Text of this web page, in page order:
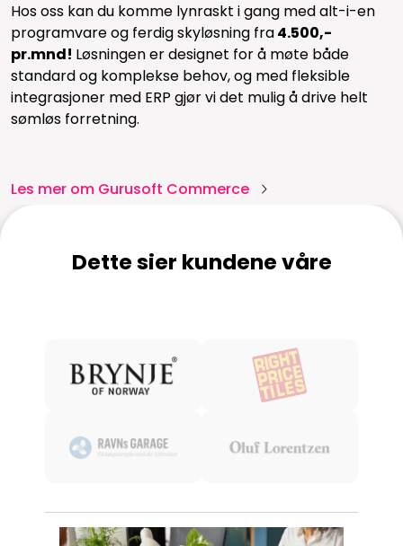
Hos oss kan du komme lynraskt i gang med alt-i-en
programvare og ferdig skyløsning fra4.500,-
pr.mnd! Løsningen er designet for å møte både
standard og komplekse behov, og med fleksible
integrasjoner med ERP gjør vi det mulig å drive helt
sømløs forretning.
Les mer om Gurusoft Commerce
Dette sier kundene våre